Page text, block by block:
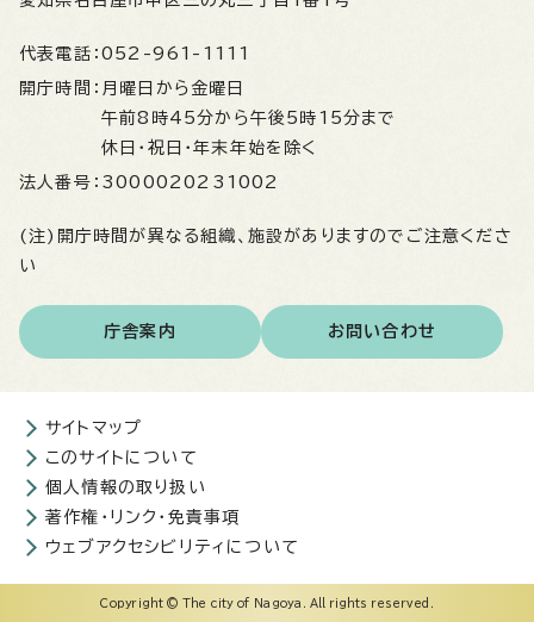
代表電話： 052-961-1111
開庁時間： 月曜日から金曜日
午前8時45分から午後5時15分まで
休日・祝日・年末年始を除く
法人番号： 3000020231002
(注)開庁時間が異なる組織、施設がありますのでご注意くださ
い
庁舎案内 お問い合わせ
サイトマップ
このサイトについて
個人情報の取り扱い
著作権・リンク・免責事項
ウェブアクセシビリティについて
Copyright © The city of Nagoya. All rights reserved.